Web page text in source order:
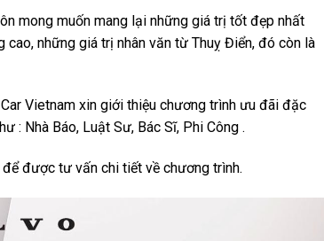
mong muốn mang lại những giá trị tốt đẹp nhất
những giá trị nhân văn từ Thuỵ Điển, đó còn là
Vietnam xin giới thiệu chương trình ưu đãi đặc
: Nhà Báo, Luật Sư, Bác Sĩ, Phi Công .
được tư vấn chi tiết về chương trình.